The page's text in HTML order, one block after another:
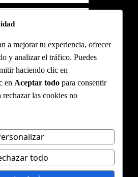
601 - 390 - 2344
DISEÑADO Y
a mejorar tu experiencia, ofrecer
y analizar el tráfico. Puedes
haciendo clic en
en Aceptar todo para consentir
rechazar las cookies no
todo